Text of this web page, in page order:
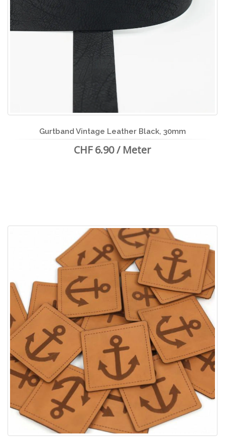
Gurtband Vintage Leather Black, 30mm
CHF 6.90 / Meter